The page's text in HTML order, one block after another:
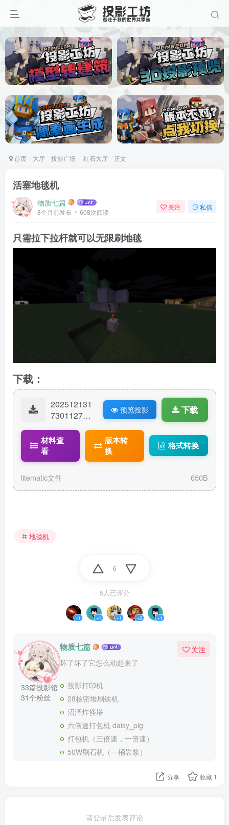
首页 大厅 投影广场 红石大厅 正文
活塞地毯机
物质七篇
8个月前发布 608次阅读
关注 私信
只需拉下拉杆就可以无限刷地毯
下载：
202512131
73011279-
机.litematic
预览投影 下载
材料查
看
版本转
换
格式转换
litematic文件 650B
地毯机
6
5人已评分
+1 +1 +1 +2 +1
33篇投影馆
31个粉丝
物质七篇
坏了坏了它怎么动起来了
关注
投影打印机
28核密堆刷铁机
沼泽炸怪塔
六倍速打包机 daisy_pig
打包机（三倍速，一倍速）
50W刷石机（一桶岩浆）
分享 收藏 1
请登录后发表评论